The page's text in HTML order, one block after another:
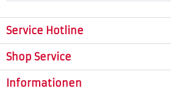
Service Hotline
Shop Service
Informationen